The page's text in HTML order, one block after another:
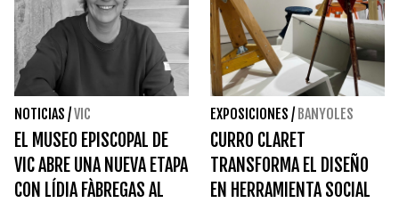
NOTICIAS /VIC
EL MUSEO EPISCOPAL DE
VIC ABRE UNA NUEVA ETAPA
CON LÍDIA FÀBREGAS AL
EXPOSICIONES / BANYOLES
CURRO CLARET
TRANSFORMA EL DISEÑO
EN HERRAMIENTA SOCIAL